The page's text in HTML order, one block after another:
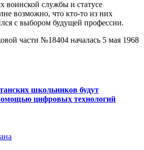
воинской службы и статусе
возможно, что кто-то из них
с выбором будущей профессии.
части №18404 началась 5 мая 1968
школьников будут
цифровых технологий